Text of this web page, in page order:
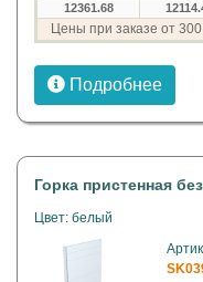
12361.68
Цены при заказе от
Подробнее
Горка пристенная
Цвет: белый